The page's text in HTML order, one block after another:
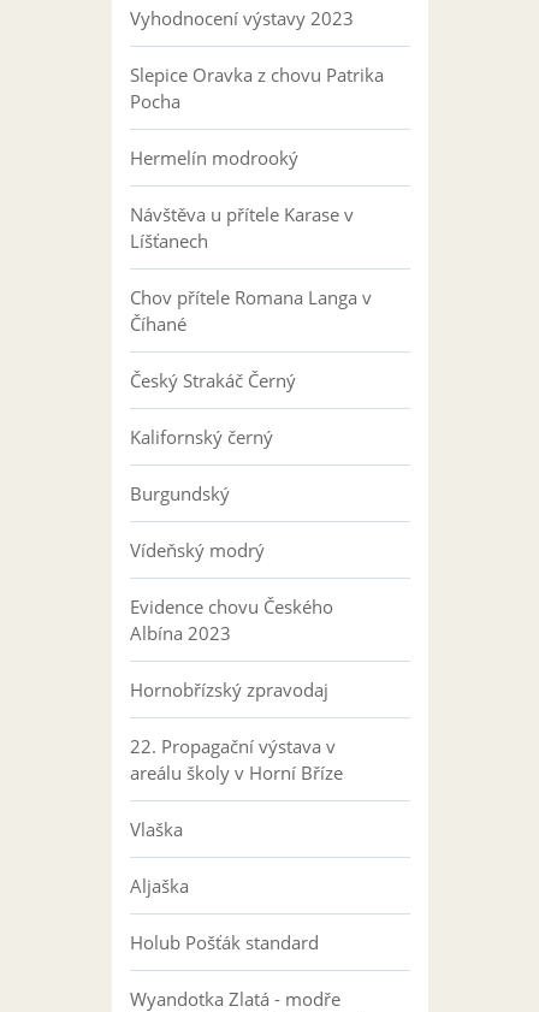
Vyhodnocení výstavy 2023
Slepice Oravka z chovu Patrika
Pocha
Hermelín modrooký
Návštěva u přítele Karase v
Líšťanech
Chov přítele Romana Langa v
Číhané
Český Strakáč Černý
Kalifornský černý
Burgundský
Vídeňský modrý
Evidence chovu Českého
Albína 2023
Hornobřízský zpravodaj
22. Propagační výstava v
areálu školy v Horní Bříze
Vlaška
Aljaška
Holub Pošťák standard
Wyandotka Zlatá - modře